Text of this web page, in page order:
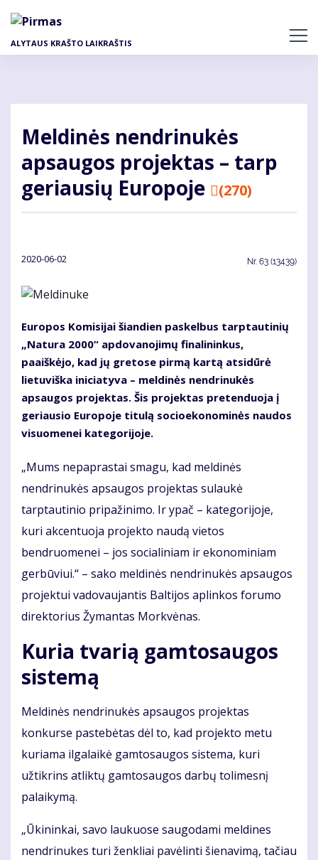
pagrindinį
ALYTAUS KRAŠTO LAIKRAŠTIS
Meldinės nendrinukės
apsaugos projektas – tarp
geriausių Europoje
(270)
2020-06-02 Nr. 63 (13439)
Europos Komisijai šiandien paskelbus tarptautinių
„Natura 2000“ apdovanojimų finalininkus,
paaiškėjo, kad jų gretose pirmą kartą atsidūrė
lietuviška iniciatyva – meldinės nendrinukės
apsaugos projektas. Šis projektas pretenduoja į
geriausio Europoje titulą socioekonominės naudos
visuomenei kategorijoje.
„Mums nepaprastai smagu, kad meldinės
nendrinukės apsaugos projektas sulaukė
tarptautinio pripažinimo. Ir ypač – kategorijoje,
kuri akcentuoja projekto naudą vietos
bendruomenei – jos socialiniam ir ekonominiam
gerbūviui.“ – sako meldinės nendrinukės apsaugos
projektui vadovaujantis Baltijos aplinkos forumo
direktorius Žymantas Morkvėnas.
Kuria tvarią gamtosaugos
sistemą
Meldinės nendrinukės apsaugos projektas
konkurse pastebėtas dėl to, kad projekto metu
kuriama ilgalaikė gamtosaugos sistema, kuri
užtikrins atliktų gamtosaugos darbų tolimesnį
palaikymą.
„Ūkininkai, savo laukuose saugodami meldines
nendrinukes turi ženkliai pavėlinti šienavimą, tačiau